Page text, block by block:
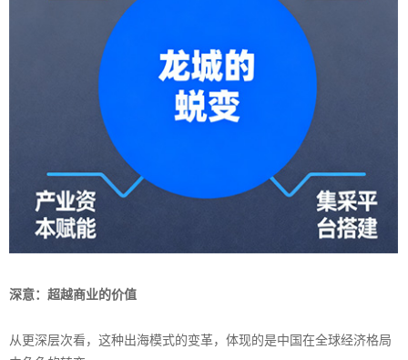
深意：超越商业的价值
从更深层次看，这种出海模式的变革，体现的是中国在全球经济格局